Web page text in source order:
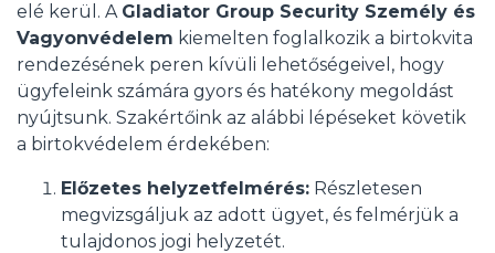
elé kerül. A Gladiator Group Security Személy és
Vagyonvédelem kiemelten foglalkozik a birtokvita
rendezésének peren kívüli lehetőségeivel, hogy
ügyfeleink számára gyors és hatékony megoldást
nyújtsunk. Szakértőink az alábbi lépéseket követik
a birtokvédelem érdekében:
Előzetes helyzetfelmérés: Részletesen
megvizsgáljuk az adott ügyet, és felmérjük a
tulajdonos jogi helyzetét.